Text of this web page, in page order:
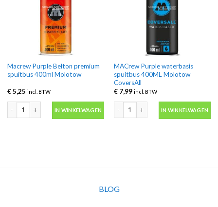
Macrew Purple Belton premium
spuitbus 400ml Molotow
€5,25 incl. BTW
Macrew Purple Belton premium spuitbus 400ml Molotow aantal
IN WINKELWAGEN
MACrew Purple waterbasis
spuitbus 400ML Molotow
CoversAll
€7,99 incl. BTW
MACrew Purple waterbasis
IN WINKELWAGEN
BLOG